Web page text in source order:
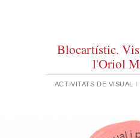
Blocartístic.
l'Oriol
ACTIVITATS DE VISUAL I